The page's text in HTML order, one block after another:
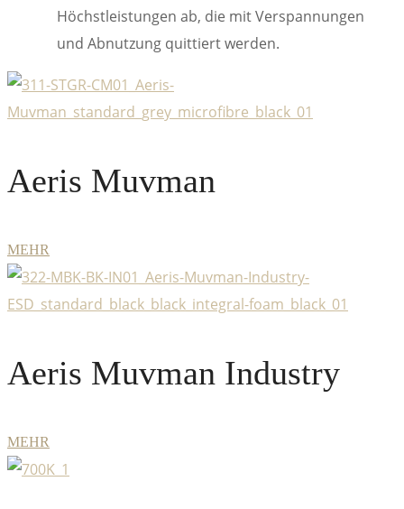
Höchstleistungen ab, die mit Verspannungen
und Abnutzung quittiert werden.
Aeris Muvman
MEHR
Aeris Muvman Industry
MEHR